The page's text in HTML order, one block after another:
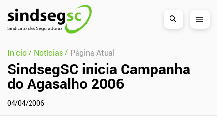
Pular Navegação (s)
Início/ Notícias/ Página Atual
SindsegSC inicia Campanha
do Agasalho 2006
04/04/2006